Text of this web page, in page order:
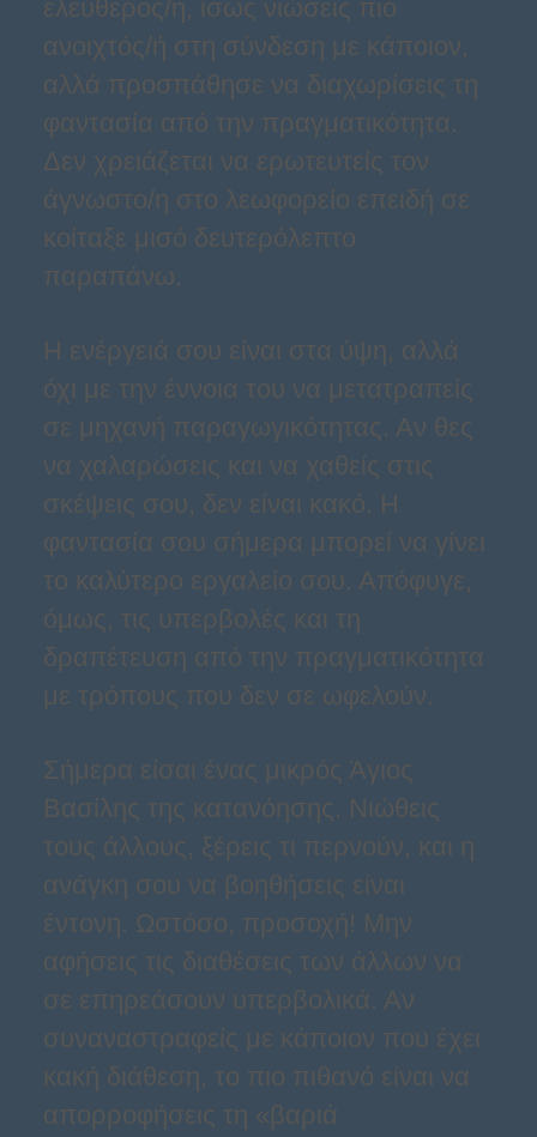
ελεύθερος/η, ίσως νιώσεις πιο
ανοιχτός/ή στη σύνδεση με κάποιον,
αλλά προσπάθησε να διαχωρίσεις τη
φαντασία από την πραγματικότητα.
Δεν χρειάζεται να ερωτευτείς τον
άγνωστο/η στο λεωφορείο επειδή σε
κοίταξε μισό δευτερόλεπτο
παραπάνω.
Η ενέργειά σου είναι στα ύψη, αλλά
όχι με την έννοια του να μετατραπείς
σε μηχανή παραγωγικότητας. Αν θες
να χαλαρώσεις και να χαθείς στις
σκέψεις σου, δεν είναι κακό. Η
φαντασία σου σήμερα μπορεί να γίνει
το καλύτερο εργαλείο σου. Απόφυγε,
όμως, τις υπερβολές και τη
δραπέτευση από την πραγματικότητα
με τρόπους που δεν σε ωφελούν.
Σήμερα είσαι ένας μικρός Άγιος
Βασίλης της κατανόησης. Νιώθεις
τους άλλους, ξέρεις τι περνούν, και η
ανάγκη σου να βοηθήσεις είναι
έντονη. Ωστόσο, προσοχή! Μην
αφήσεις τις διαθέσεις των άλλων να
σε επηρεάσουν υπερβολικά. Αν
συναναστραφείς με κάποιον που έχει
κακή διάθεση, το πιο πιθανό είναι να
απορροφήσεις τη «βαριά